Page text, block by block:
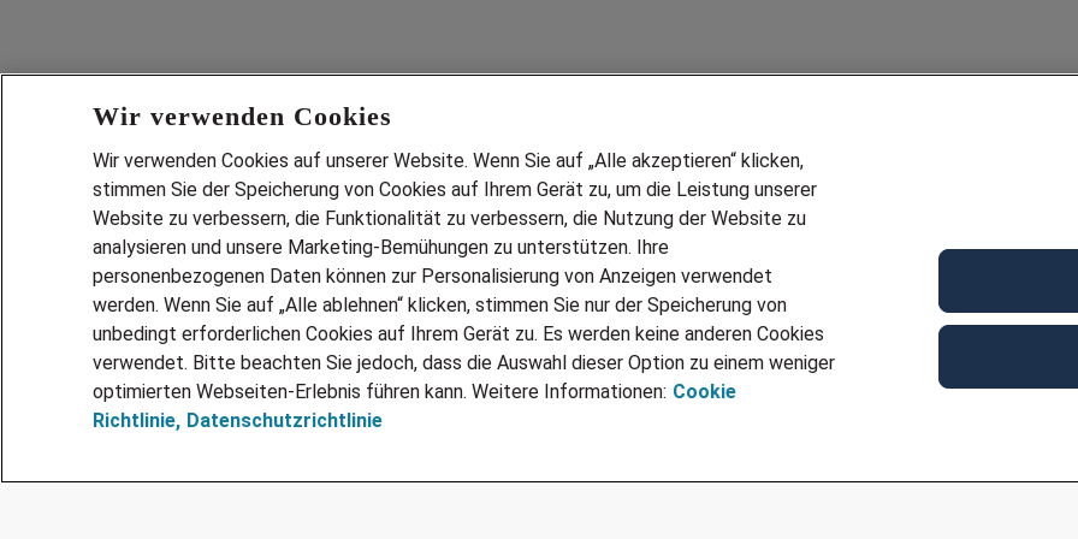
Services
JOBSUCHE
LEBENSLAUF GENERATOR
ZEITARBEIT
PERSONALVERMITTLUNG
PARTNERSHIP WITH AIRBUS
Wir verwenden Cookies
Wir verwenden Cookies auf unserer Website. Wenn Sie auf „Alle akzeptieren“ klicken,
stimmen Sie der Speicherung von Cookies auf Ihrem Gerät zu, um die Leistung unserer
Website zu verbessern, die Funktionalität zu verbessern, die Nutzung der Website zu
analysieren und unsere Marketing-Bemühungen zu unterstützen. Ihre
personenbezogenen Daten können zur Personalisierung von Anzeigen verwendet
werden. Wenn Sie auf „Alle ablehnen“ klicken, stimmen Sie nur der Speicherung von
unbedingt erforderlichen Cookies auf Ihrem Gerät zu. Es werden keine anderen Cookies
verwendet. Bitte beachten Sie jedoch, dass die Auswahl dieser Option zu einem weniger
optimierten Webseiten-Erlebnis führen kann. Weitere Informationen: Cookie
Richtlinie, Datenschutzrichtlinie